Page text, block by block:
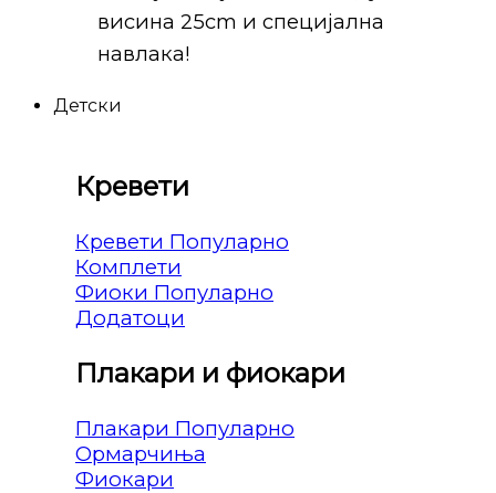
висина 25cm и специјална
навлака!
Детски
Кревети
Кревети
Комплети
Фиоки
Додатоци
Плакари и фиокари
Плакари
Ормарчиња
Фиокари